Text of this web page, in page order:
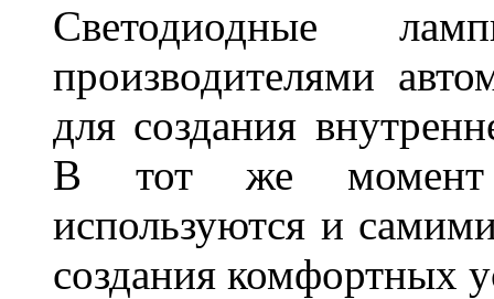
Светодиодные
производителями
для создания
В тот же момент
используются и
создания комфортных